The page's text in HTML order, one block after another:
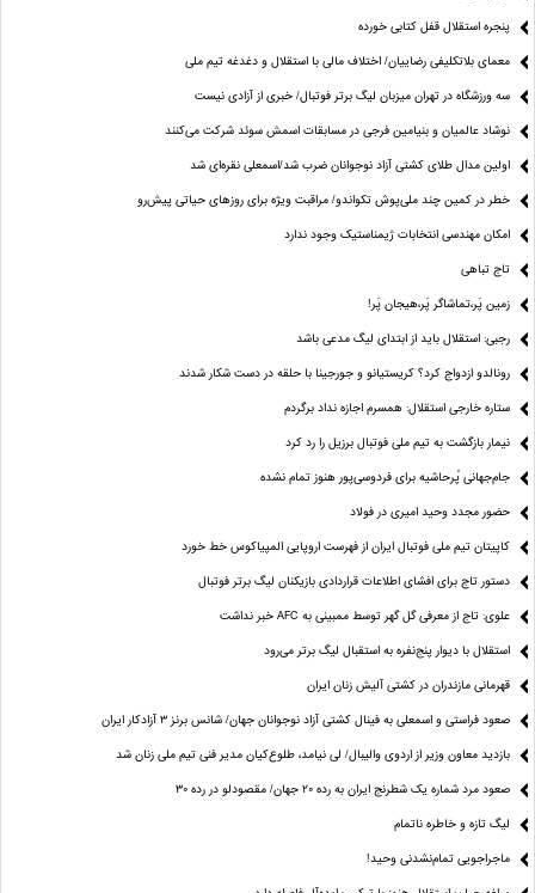
پنجره‌ استقلال قفل کتابی خورده
معمای بلاتکلیفی رضاییان/ اختلاف مالی با استقلال و دغدغه تیم ملی
سه ورزشگاه در تهران میزبان لیگ برتر فوتبال/ خبری از آزادی نیست
نوشاد عالمیان و بنیامین فرجی در مسابقات اسمش سوئد شرکت می‌کنند
اولین مدال طلای کشتی آزاد نوجوانان ضرب شد/اسمعلی نقره‌ای شد
خطر در کمین چند ملی‌پوش تکواندو/ مراقبت ویژه برای روزهای حیاتی پیش‌رو
امکان مهندسی انتخابات ژیمناستیک وجود ندارد
تاج تباهی
زمین پَر،تماشاگر پَر،هیجان پَر!
رجبی: استقلال باید از ابتدای لیگ مدعی باشد
رونالدو ازدواج کرد؟ کریستیانو و جورجینا با حلقه در دست شکار شدند
ستاره خارجی استقلال: همسرم اجازه نداد برگردم
نیمار بازگشت به تیم ملی فوتبال برزیل را رد کرد
جام‌جهانی پُرحاشیه برای فردوسی‌پور هنوز تمام نشده
حضور مجدد وحید امیری در فولاد
کاپیتان تیم ملی فوتبال ایران از فهرست اروپایی المپیاکوس خط خورد
دستور تاج برای افشای اطلاعات قراردادی بازیکنان لیگ برتر فوتبال
علوی: تاج از معرفی گل گهر توسط ممبینی به AFC خبر نداشت
استقلال با دیوار پنج‌نفره به استقبال لیگ برتر می‌رود
قهرمانی مازندران در کشتی آلیش زنان ایران
صعود فراستی و اسمعلی به فینال کشتی آزاد نوجوانان جهان/ شانس برنز ۳ آزادکار ایران
بازدید معاون وزیر از اردوی والیبال/ لی نیامد، طلوع‌کیان مدیر فنی تیم ملی زنان شد
صعود مرد شماره یک شطرنج ایران به رده ۲۰ جهان/ مقصودلو در رده ۳۰
لیگ تازه و خاطره ناتمام
ماجراجویی تمام‌نشدنی وحید!